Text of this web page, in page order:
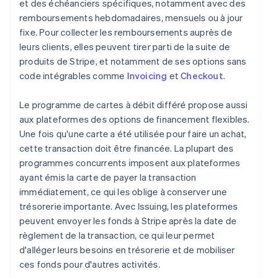
et des échéanciers spécifiques, notamment avec des
remboursements hebdomadaires, mensuels ou à jour
fixe. Pour collecter les remboursements auprès de
leurs clients, elles peuvent tirer parti de la suite de
produits de Stripe, et notamment de ses options sans
code intégrables comme Invoicing et Checkout.
Le programme de cartes à débit différé propose aussi
aux plateformes des options de financement flexibles.
Une fois qu'une carte a été utilisée pour faire un achat,
cette transaction doit être financée. La plupart des
programmes concurrents imposent aux plateformes
ayant émis la carte de payer la transaction
immédiatement, ce qui les oblige à conserver une
trésorerie importante. Avec Issuing, les plateformes
peuvent envoyer les fonds à Stripe après la date de
règlement de la transaction, ce qui leur permet
d'alléger leurs besoins en trésorerie et de mobiliser
ces fonds pour d'autres activités.
FrançaisDeutsch English
Malaisie
English简体中文
Malte
English
Mexique
EspañolEnglish
English
Nouvelle-Zélande
English
Pays-Bas
Nederlands English
Pologne
English
Portugal
PortuguêsEnglish
R.A.S. de Hong Kong, Chine
English简体中文
République tchèque
English
Roumanie